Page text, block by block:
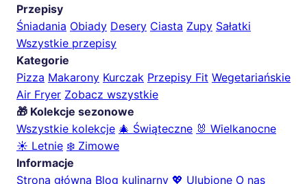
Przepisy
Śniadania Obiady Desery Ciasta Zupy Sałatki
Wszystkie przepisy
Kategorie
Pizza Makarony Kurczak Przepisy Fit Wegetariańskie
Air Fryer Zobacz wszystkie
🎁 Kolekcje sezonowe
Wszystkie kolekcje 🎄 Świąteczne 🐰 Wielkanocne
☀️ Letnie ❄️ Zimowe
Informacje
Strona główna Blog kulinarny 💖 Ulubione O nas